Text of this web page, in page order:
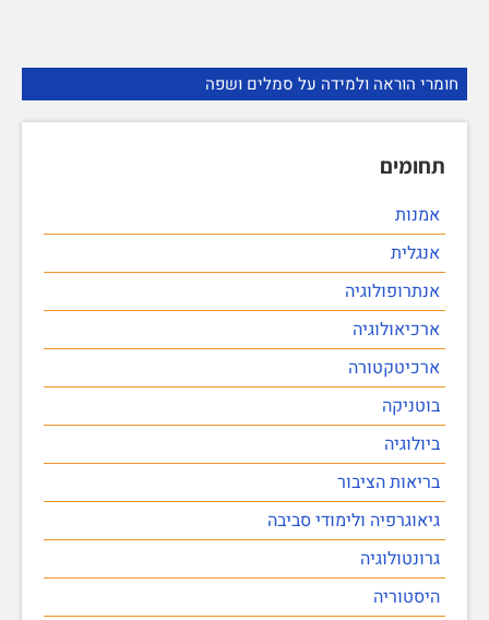
חומרי הוראה ולמידה על סמלים ושפה
תחומים
אמנות
אנגלית
אנתרופולוגיה
ארכיאולוגיה
ארכיטקטורה
בוטניקה
ביולוגיה
בריאות הציבור
גיאוגרפיה ולימודי סביבה
גרונטולוגיה
היסטוריה